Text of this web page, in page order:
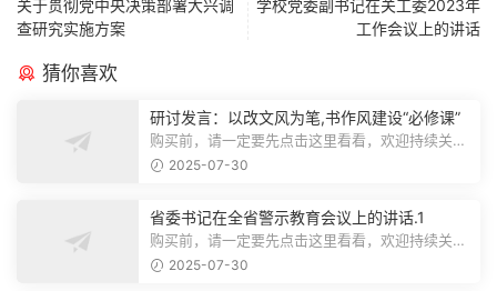
关于贯彻党中央决策部署大兴调
查研究实施方案
学校党委副书记在关工委2023年
工作会议上的讲话
猜你喜欢
研讨发言：以改文风为笔,书作风建设“必修课”
购买前，请一定要先点击这里看看，欢迎持续关
注，精彩模板每天推送预览结束，本文...
2025-07-30
省委书记在全省警示教育会议上的讲话.1
购买前，请一定要先点击这里看看，欢迎持续关
注，精彩模板每天推送预览结束，本文...
2025-07-30